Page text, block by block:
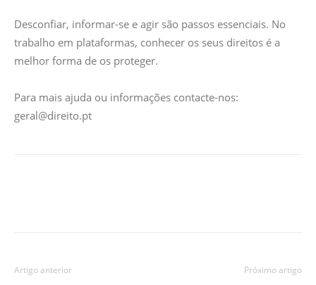
Desconfiar, informar-se e agir são passos essenciais. No
trabalho em plataformas, conhecer os seus direitos é a
melhor forma de os proteger.
Para mais ajuda ou informações contacte-nos:
geral@direito.pt
Artigo anterior Próximo artigo